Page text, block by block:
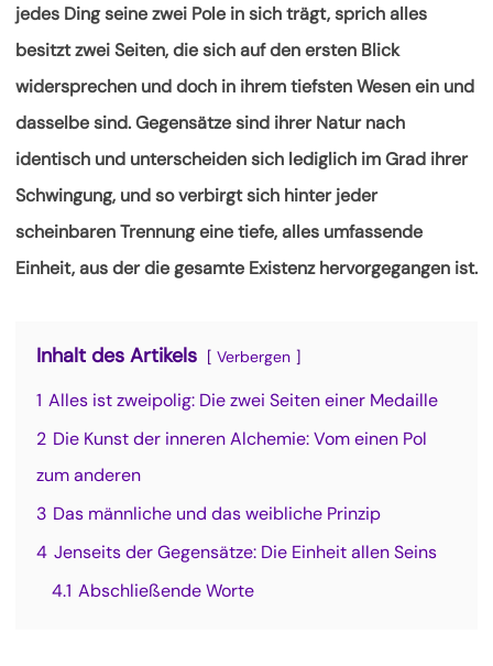
jedes Ding seine zwei Pole in sich trägt, sprich alles
besitztzwei Seiten, die sich auf den ersten Blick
widersprechen und doch in ihrem tiefsten Wesen ein und
dasselbe sind. Gegensätze sind ihrer Natur nach
identisch und unterscheiden sich lediglich im Grad ihrer
Schwingung, und so verbirgt sich hinter jeder
scheinbaren Trennung eine tiefe, alles umfassende
Einheit, aus der die gesamte Existenz hervorgegangen ist.
Inhalt des Artikels Verbergen
1 Alles ist zweipolig: Die zwei Seiten einer Medaille
2 Die Kunst der inneren Alchemie: Vom einen Pol
zum anderen
3 Das männliche und das weibliche Prinzip
4 Jenseits der Gegensätze: Die Einheit allen Seins
4.1 Abschließende Worte